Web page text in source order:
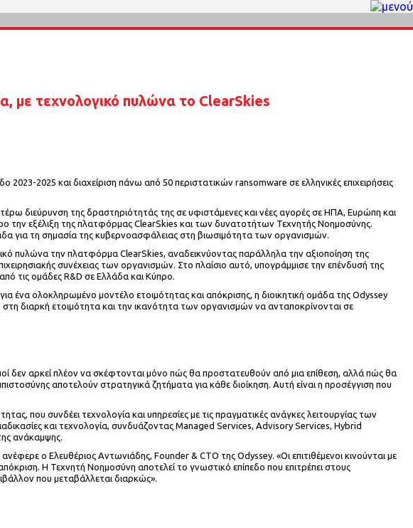
με τεχνολογικό πυλώνα το ClearSkies
2025 και διαχείριση πάνω από 50 περιστατικών ransomware σε ελληνικές επιχειρήσεις
διεύρυνση της δραστηριότητάς της σε υφιστάμενες και νέες αγορές σε ΗΠΑ, Ευρώπη και
την εξέλιξη της πλατφόρμας ClearSkies και των δυνατοτήτων Τεχνητής Νοημοσύνης.
για τη σημασία της κυβερνοασφάλειας στη βιωσιμότητα των οργανισμών.
πυλώνα την πλατφόρμα ClearSkies, αναδεικνύοντας παράλληλα την αξιοποίηση της
συνέχειας των οργανισμών. Στο πλαίσιο αυτό, υπογράμμισε την επένδυσή της
τις ομάδες R&D σε Ελλάδα και Κύπρο.
ένα ολοκληρωμένο μοντέλο ετοιμότητας και απόκρισης, η διοικητική ομάδα της Odyssey
στη διαρκή ετοιμότητα και την ικανότητα των οργανισμών να ανταποκρίνονται σε
δεν αρκεί πλέον να σκέφτονται μόνο πώς θα προστατευθούν από μια επίθεση, αλλά πώς θα
αποτελούν στρατηγικά ζητήματα για κάθε διοίκηση. Αυτή είναι η προσέγγιση που
που συνδέει τεχνολογία και υπηρεσίες με τις πραγματικές ανάγκες λειτουργίας των
και τεχνολογία, συνδυάζοντας Managed Services, Advisory Services, Hybrid
ανάκαμψης.
ο Ελευθέριος Αντωνιάδης, Founder & CTO της Odyssey. «Οι επιτιθέμενοι κινούνται με
Η Τεχνητή Νοημοσύνη αποτελεί το γνωστικό επίπεδο που επιτρέπει στους
που μεταβάλλεται διαρκώς».